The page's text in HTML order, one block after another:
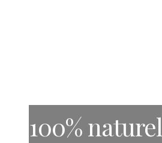
100% naturel